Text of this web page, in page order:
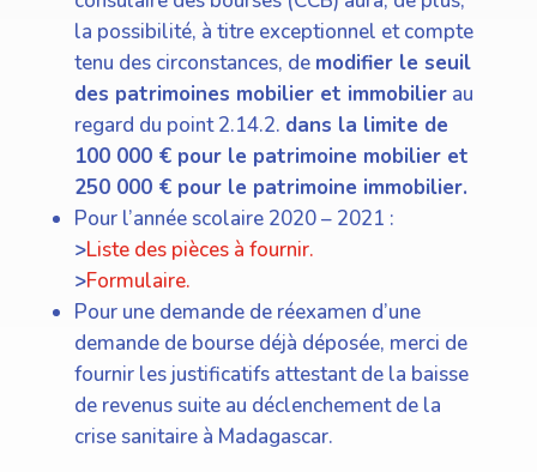
la possibilité, à titre exceptionnel et compte
tenu des circonstances, de modifier le seuil
des patrimoines mobilier et immobilierau
regard du point 2.14.2. dans la limite de
100 000 € pour le patrimoine mobilier et
250 000 € pour le patrimoine immobilier.
Pour l’année scolaire 2020 – 2021 :
>Liste des pièces à fournir.
>Formulaire.
Pour une demande de réexamen d’une
demande de bourse déjà déposée, merci de
fournir les justificatifs attestant de la baisse
de revenus suite au déclenchement de la
crise sanitaire à Madagascar.